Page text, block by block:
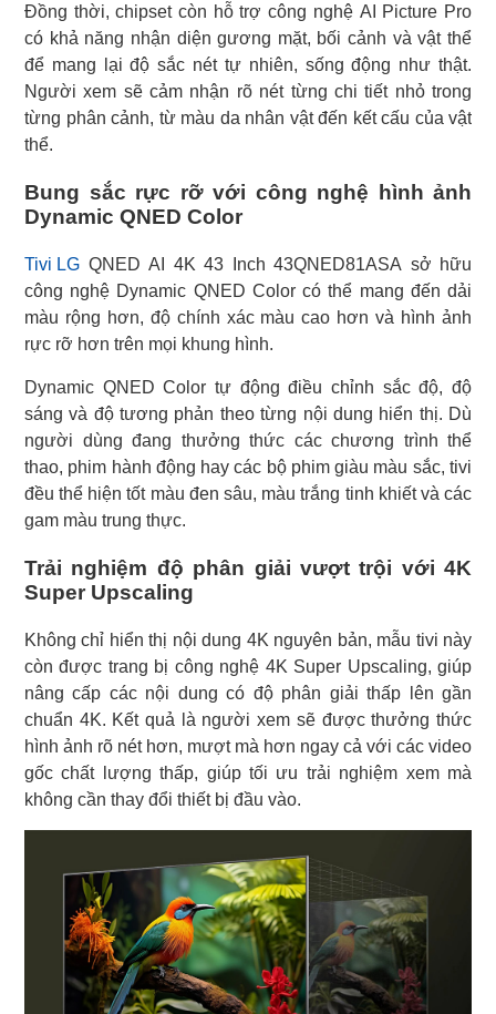
Đồng thời, chipset còn hỗ trợ công nghệ AI Picture Pro
có khả năng nhận diện gương mặt, bối cảnh và vật thể
để mang lại độ sắc nét tự nhiên, sống động như thật.
Người xem sẽ cảm nhận rõ nét từng chi tiết nhỏ trong
từng phân cảnh, từ màu da nhân vật đến kết cấu của vật
thể.
Bung sắc rực rỡ với công nghệ hình ảnh
Dynamic QNED Color
Tivi LG QNED AI 4K 43 Inch 43QNED81ASA sở hữu
công nghệ Dynamic QNED Color có thể mang đến dải
màu rộng hơn, độ chính xác màu cao hơn và hình ảnh
rực rỡ hơn trên mọi khung hình.
Dynamic QNED Color tự động điều chỉnh sắc độ, độ
sáng và độ tương phản theo từng nội dung hiển thị. Dù
người dùng đang thưởng thức các chương trình thể
thao, phim hành động hay các bộ phim giàu màu sắc, tivi
đều thể hiện tốt màu đen sâu, màu trắng tinh khiết và các
gam màu trung thực.
Trải nghiệm độ phân giải vượt trội với 4K
Super Upscaling
Không chỉ hiển thị nội dung 4K nguyên bản, mẫu tivi này
còn được trang bị công nghệ 4K Super Upscaling, giúp
nâng cấp các nội dung có độ phân giải thấp lên gần
chuẩn 4K. Kết quả là người xem sẽ được thưởng thức
hình ảnh rõ nét hơn, mượt mà hơn ngay cả với các video
gốc chất lượng thấp, giúp tối ưu trải nghiệm xem mà
không cần thay đổi thiết bị đầu vào.